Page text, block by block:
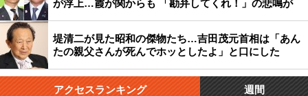
が浮上…霞が関からも 「勘弁してくれ！」の悲鳴が
堤清二が見た昭和の傑物たち…吉田茂元首相は「あん
たの親父さんが死んでホッとしたよ」と口にした
アクセスランキング 週間